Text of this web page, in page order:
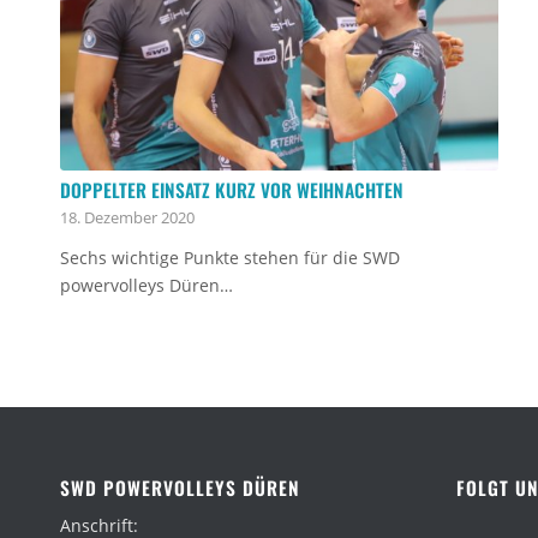
DOPPELTER EINSATZ KURZ VOR WEIHNACHTEN
18. Dezember 2020
Sechs wichtige Punkte stehen für die SWD
powervolleys Düren…
SWD POWERVOLLEYS DÜREN
Anschrift:
FOLGT